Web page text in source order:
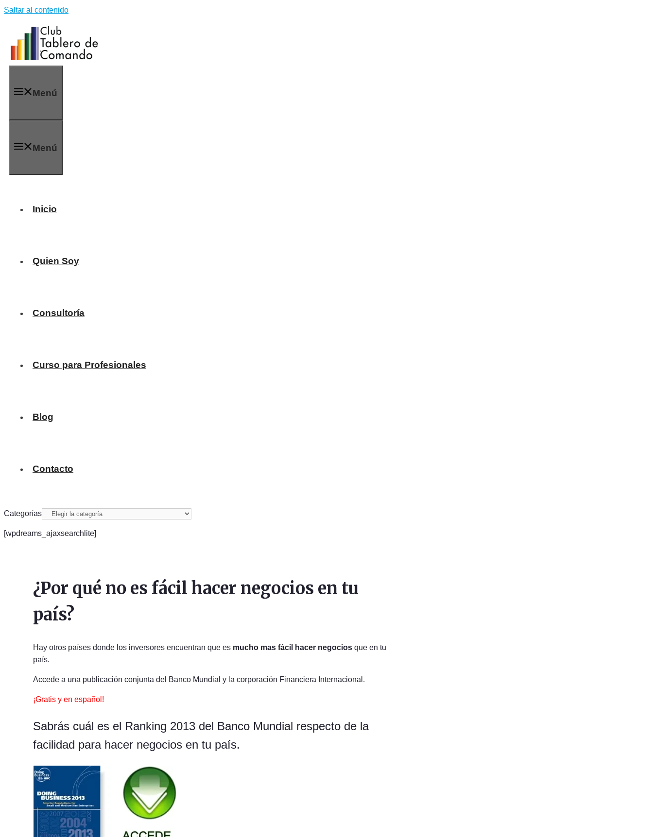
Saltar al contenido
Menú
Menú
Inicio
Quien Soy
Consultoría
Curso para Profesionales
Blog
Contacto
Categorías
[wpdreams_ajaxsearchlite]
¿Por qué no es fácil hacer negocios en tu
país?
Hay otros países donde los inversores encuentran que es mucho mas fácil hacer negocios que en tu
país.
Accede a una publicación conjunta del Banco Mundial y la corporación Financiera Internacional.
¡Gratis y en español!
Sabrás cuál es el Ranking 2013 del Banco Mundial respecto de la
facilidad para hacer negocios en tu país.